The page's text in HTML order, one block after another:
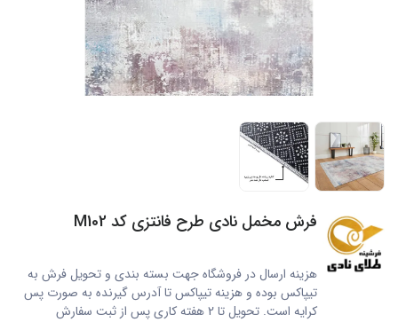
فرش مخمل نادی طرح فانتزی کد M102
M102
هزینه ارسال در فروشگاه جهت بسته بندی و تحویل فرش به
تیپاکس بوده و هزینه تیپاکس تا آدرس گیرنده به صورت پس
کرایه است. تحویل تا 2 هفته کاری پس از ثبت سفارش